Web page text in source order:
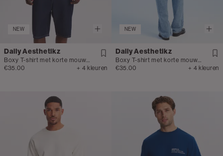
NEW
Daily Aesthetikz
€35.00
+ 4 kleuren
NEW
Daily Aesthetikz
€35.00
+ 4 kleuren